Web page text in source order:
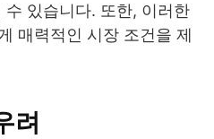
있습니다. 또한, 이러한
매력적인 시장 조건을 제
려